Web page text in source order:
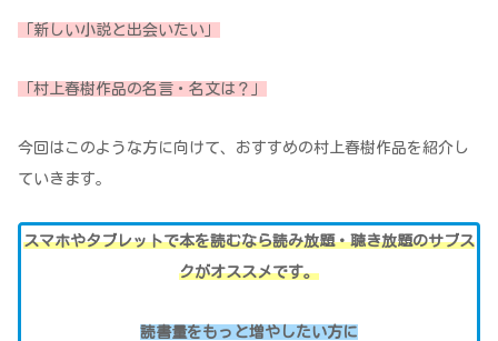
「新しい小説と出会いたい」
村上春樹作品の名言・名文は？」
今回はこのような方に向けて、おすすめの村上春樹作品を紹介し
ていきます。
スマホやタブレットで本を読むなら読み放題・聴き放題のサブス
クがオススメです。
読書量をもっと増やしたい方に